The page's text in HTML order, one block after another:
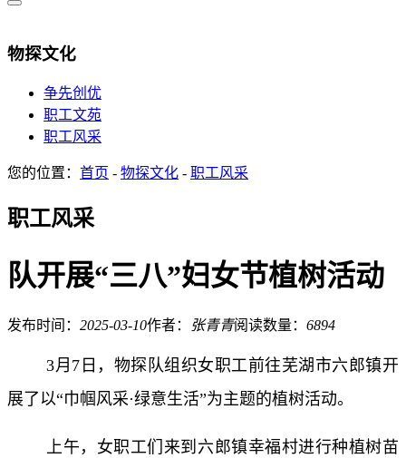
物探文化
争先创优
职工文苑
职工风采
您的位置： 首页 - 物探文化 - 职工风采
职工风采
队开展“三八”妇女节植树活动
发布时间： 2025-03-10作者： 张青青阅读数量： 6894
3月7日，物探队组织女职工前往芜湖市六郎镇开
展了以“巾帼风采·绿意生活”为主题的植树活动。
上午，女职工们来到六郎镇幸福村进行种植树苗